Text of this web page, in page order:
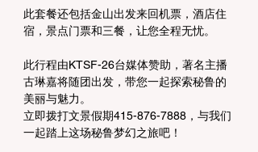
此套餐还包括金山出发来回机票，酒店住
宿，景点门票和三餐，让您全程无忧。
此行程由KTSF-26台媒体赞助，著名主播
古琳嘉将随团出发，带您一起探索秘鲁的
美丽与魅力。
立即拨打文景假期415-876-7888，与我们
一起踏上这场秘鲁梦幻之旅吧！